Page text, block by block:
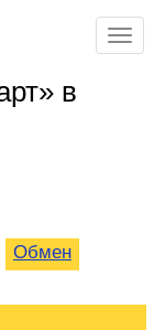
в
Обмен